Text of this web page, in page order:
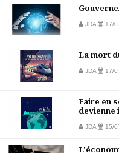
JDA 17/
La mort
JDA 17/
Faire en
devienne
JDA 15/